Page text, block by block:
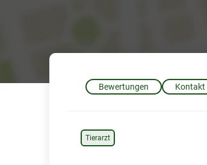
Bewertungen Kontakt
Tierarzt